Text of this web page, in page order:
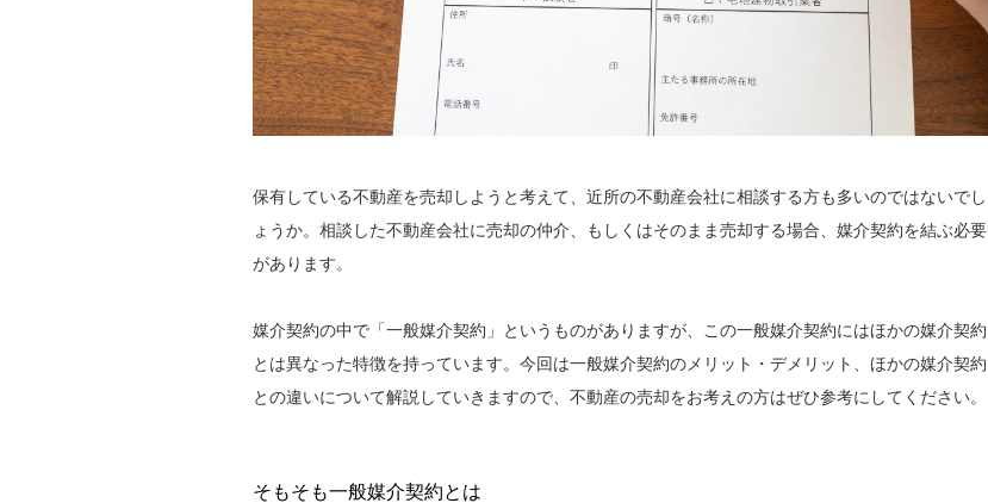
保有している不動産を売却しようと考えて、近所の不動産会社に相談する方も多いのではないでし
ょうか。相談した不動産会社に売却の仲介、もしくはそのまま売却する場合、媒介契約を結ぶ必要
があります。
媒介契約の中で「一般媒介契約」というものがありますが、この一般媒介契約にはほかの媒介契約
とは異なった特徴を持っています。今回は一般媒介契約のメリット・デメリット、ほかの媒介契約
との違いについて解説していきますので、不動産の売却をお考えの方はぜひ参考にしてください。
そもそも一般媒介契約とは